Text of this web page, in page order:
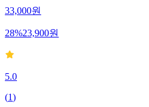
33,000원
28%23,900원
5.0
(1)